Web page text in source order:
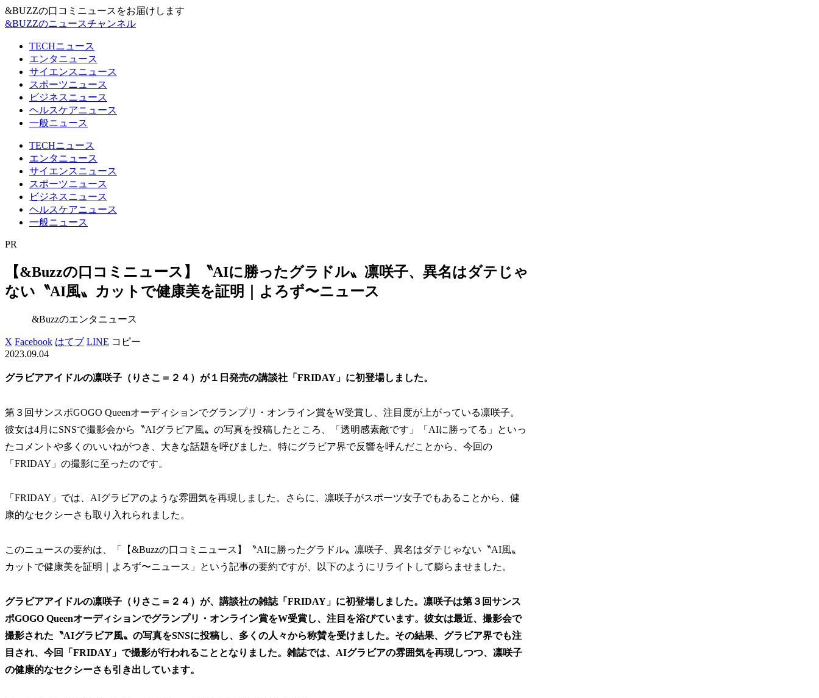
&BUZZの口コミニュースをお届けします
&BUZZのニュースチャンネル
TECHニュース
エンタニュース
サイエンスニュース
スポーツニュース
ビジネスニュース
ヘルスケアニュース
一般ニュース
TECHニュース
エンタニュース
サイエンスニュース
スポーツニュース
ビジネスニュース
ヘルスケアニュース
一般ニュース
PR
【&Buzzの口コミニュース】〝AIに勝ったグラドル〟凛咲子、異名はダテじゃ
ない〝AI風〟カットで健康美を証明｜よろず〜ニュース
&Buzzのエンタニュース
X Facebook はてブ LINE コピー
2023.09.04
グラビアアイドルの凛咲子（りさこ＝２４）が１日発売の講談社「FRIDAY」に初登場しました。
第３回サンスポGOGO Queenオーディションでグランプリ・オンライン賞をW受賞し、注目度が上がっている凛咲子。
彼女は4月にSNSで撮影会から〝AIグラビア風〟の写真を投稿したところ、「透明感素敵です」「AIに勝ってる」といっ
たコメントや多くのいいねがつき、大きな話題を呼びました。特にグラビア界で反響を呼んだことから、今回の
「FRIDAY」の撮影に至ったのです。
「FRIDAY」では、AIグラビアのような雰囲気を再現しました。さらに、凛咲子がスポーツ女子でもあることから、健
康的なセクシーさも取り入れられました。
このニュースの要約は、「【&Buzzの口コミニュース】〝AIに勝ったグラドル〟凛咲子、異名はダテじゃない〝AI風〟
カットで健康美を証明｜よろず〜ニュース」という記事の要約ですが、以下のようにリライトして膨らませました。
グラビアアイドルの凛咲子（りさこ＝２４）が、講談社の雑誌「FRIDAY」に初登場しました。凛咲子は第３回サンス
ポGOGO Queenオーディションでグランプリ・オンライン賞をW受賞し、注目を浴びています。彼女は最近、撮影会で
撮影された〝AIグラビア風〟の写真をSNSに投稿し、多くの人々から称賛を受けました。その結果、グラビア界でも注
目され、今回「FRIDAY」で撮影が行われることとなりました。雑誌では、AIグラビアの雰囲気を再現しつつ、凛咲子
の健康的なセクシーさも引き出しています。